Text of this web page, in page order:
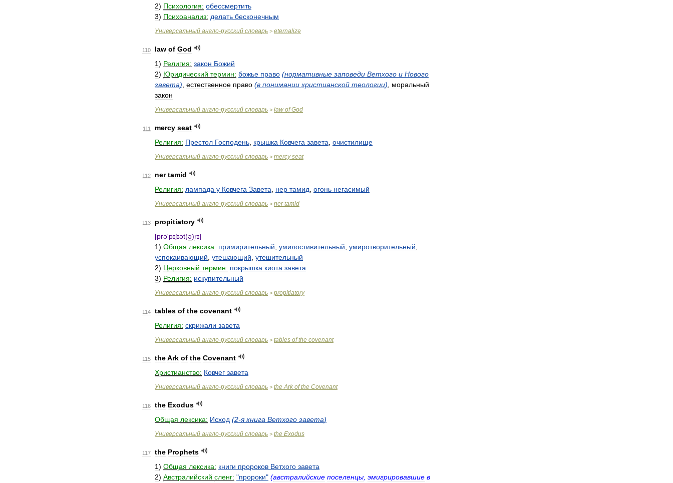
2) Психология: обессмертить
3) Психоанализ: делать бесконечным
Универсальный англо-русский словарь > eternalize
110 law of God
1) Религия: закон Божий
2) Юридический термин: божье право (нормативные заповеди Ветхого и Нового
завета) естественное право (в понимании христианской теологии)
моральный
закон
Универсальный англо-русский словарь > law of God
111 mercy seat
Религия: Престол Господень крышка Ковчега завета очистилище
Универсальный англо-русский словарь > mercy seat
112 ner tamid
Религия: лампада у Ковчега Завета нер тамид огонь негасимый
Универсальный англо-русский словарь > ner tamid
113
propitiatory
[prə'pɪʃɪət(ə)rɪ]
1) Общая лексика: примирительный умилостивительный умиротворительный
успокаивающий утешающий утешительный
2) Церковный термин: покрышка киота завета
3) Религия: искупительный
Универсальный англо-русский словарь > propitiatory
114 tables of the covenant
Религия: скрижали завета
Универсальный англо-русский словарь > tables of the covenant
115 theArk of the Covenant
Христианство: Ковчег завета
Универсальный англо-русский словарь > the Ark of the Covenant
116 the Exodus
Общая лексика: Исход (2-я книга Ветхого завета)
Универсальный англо-русский словарь > the Exodus
117 the Prophets
1) Общая лексика: книги пророков Ветхого завета
2) Австралийский сленг: "пророки" (австралийские поселенцы эмигрировавшие в